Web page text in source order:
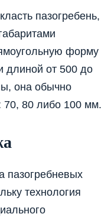
пазогребень,
форму
длиной от 500 до
она обычно
70, 80 либо 100 мм.
пазогребневых
технология